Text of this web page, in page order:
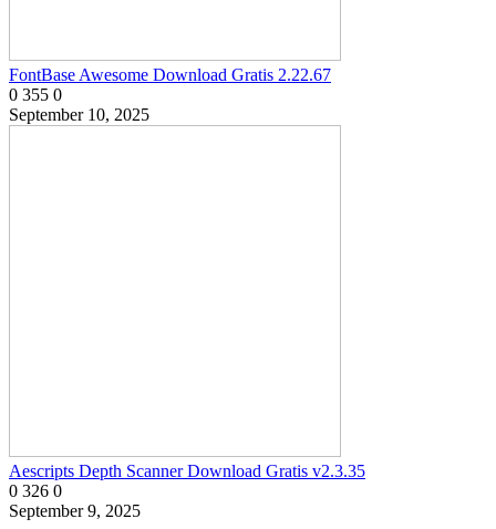
FontBase Awesome Download Gratis 2.22.67
0 355 0
September 10, 2025
Aescripts Depth Scanner Download Gratis v2.3.35
0 326 0
September 9, 2025